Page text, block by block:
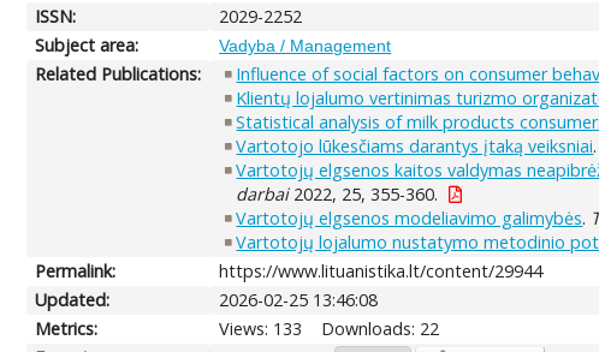
ISSN:
2029-2252
Subject area:
Vadyba / Management
Related Publications: Influence of social factors on consumer
Klientų lojalumo vertinimas turizmo
Statistical analysis of milk products
Vartotojo lūkesčiams darantys įtaką veiksniai.
Vartotojų elgsenos kaitos valdymas
darbai2022, 25, 355-360.
Vartotojų elgsenos modeliavimo galimybės.
Vartotojų lojalumo nustatymo metodinio
Permalink:
https://www.lituanistika.lt/content/29944
Updated:
2026-02-25 13:46:08
Metrics:
Views: 133
Downloads: 22